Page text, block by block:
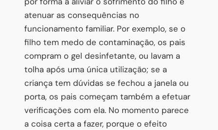
atenuar as consequências no
funcionamento familiar. Por exemplo, se o
filho tem medo de contaminação, os pais
compram o gel desinfetante, ou lavam a
tolha após uma única utilização; se a
criança tem dúvidas se fechou a janela ou
porta, os pais começam também a efetuar
verificações com ela. No momento parece
a coisa certa a fazer, porque o efeito